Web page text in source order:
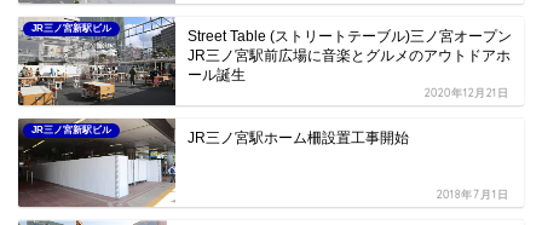
JR三ノ宮新駅ビル
Street Table (ストリートテーブル)三ノ宮オープン
JR三ノ宮駅前広場に音楽とグルメのアウトドアホ
ール誕生
2020年12月21日
JR三ノ宮新駅ビル JR三ノ宮駅ホーム柵設置工事開始
2018年7月1日